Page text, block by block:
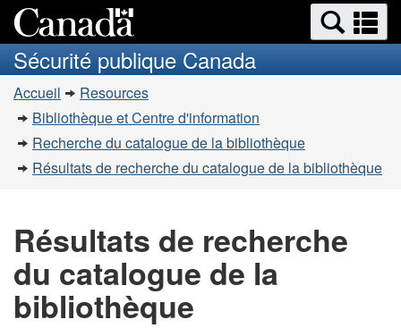
au
contenu
à
la
simplifiée
Recherche
et
menus
et
Sécurité publique Canada
Vous
êtes
ici
Accueil
Resources
Bibliothèque et Centre d'information
Recherche du catalogue de la bibliothèque
Résultats de recherche du catalogue de la bibliothèque
Résultats de recherche
du catalogue de la
bibliothèque